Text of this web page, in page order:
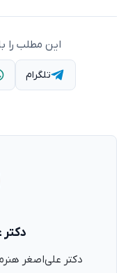
این مطلب را
تلگرام
دکتر علی‌اصغر